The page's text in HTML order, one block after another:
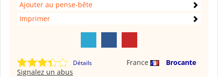
Ajouter au pense-bête
Imprimer
Détails France
Brocante
Signalez un abus